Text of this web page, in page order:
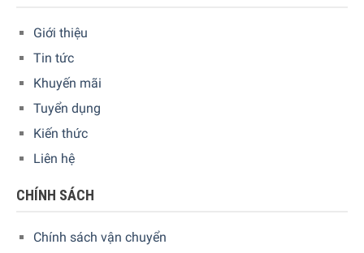
Công suất hoạt động
Động cơ mạnh mẽ có công suất
nhiều loại đồ ăn khác nhau như cháo, thịt cá, rau củ, sinh
tố,… giúp tiết kiệm thời gian chế biến mà vẫn đảm bảo
lượng xay nhuyễn hoàn hảo.
Giới thiệu
Tin tức
Khuyến mãi
Tuyển dụng
Kiến thức
Liên hệ
CHÍNH SÁCH
Chính sách vận chuyển